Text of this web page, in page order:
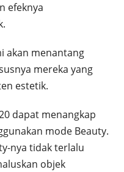
efeknya
akan menantang
mereka yang
estetik.
dapat menangkap
mode Beauty.
nya tidak terlalu
objek